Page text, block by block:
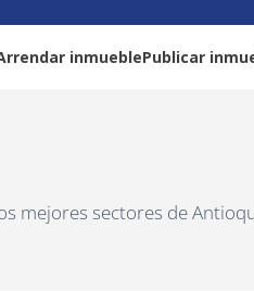
inmueblePublicar
mejores sectores de